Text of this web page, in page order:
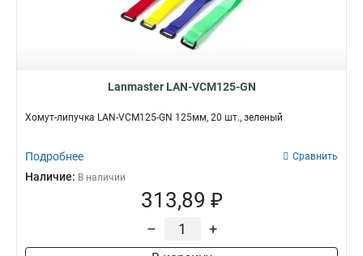
Lanmaster LAN-VCM125-GN
Хомут-липучка LAN-VCM125-GN 125мм, 20 шт., зеленый
Подробнее Сравнить
Наличие: В наличии
313,89 ₽
– +